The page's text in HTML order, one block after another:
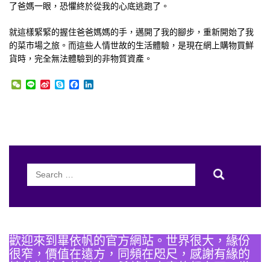
了爸媽一眼，恐懼終於從我的心底逃跑了。
就這樣緊緊的握住爸爸媽媽的手，邁開了我的腳步，重新開始了我
的菜市場之旅。而這些人情世故的生活體驗，是現在網上購物買鮮
貨時，完全無法體驗到的非物質資產。
WeChat
LineSinaSkypeFacebook
Search
歡迎來到畢依帆的官方網站。世界很大，緣份
很窄，價值在遠方，同頻在咫尺，感謝有緣的